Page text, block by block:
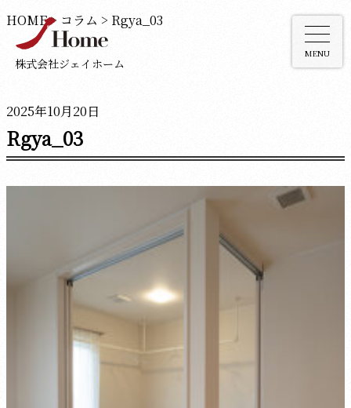
株式会社ジェイホーム
MENU
HOME> コラム > Rgya_03
2025年10月20日
Rgya_03